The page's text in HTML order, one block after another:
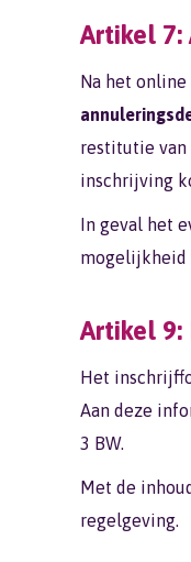
Artikel 7:
Na het
restitutie van
inschrijving
In geval het
mogelijkheid
Artikel
Het
Aan deze
3 BW.
Met de
regelgeving.